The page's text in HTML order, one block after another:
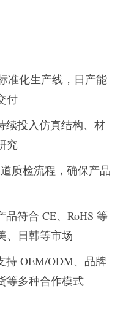
准化生产线，日产能
付
续投入仿真结构、材
究
质检流程，确保产品
品符合 CE、RoHS 等
、日韩等市场
持 OEM/ODM、品牌
等多种合作模式